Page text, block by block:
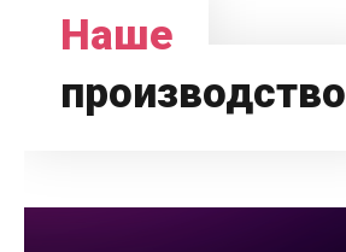
Наше
производство